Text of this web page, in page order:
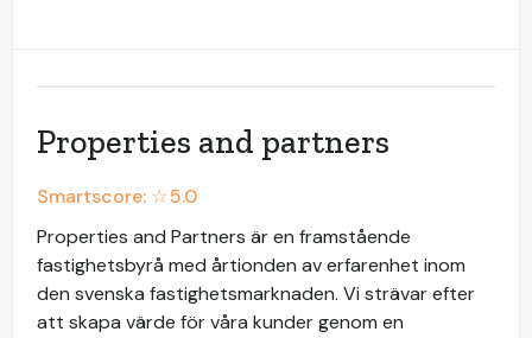
Properties and partners
Smartscore: ☆5.0
Properties and Partners är en framstående
fastighetsbyrå med årtionden av erfarenhet inom
den svenska fastighetsmarknaden. Vi strävar efter
att skapa värde för våra kunder genom en